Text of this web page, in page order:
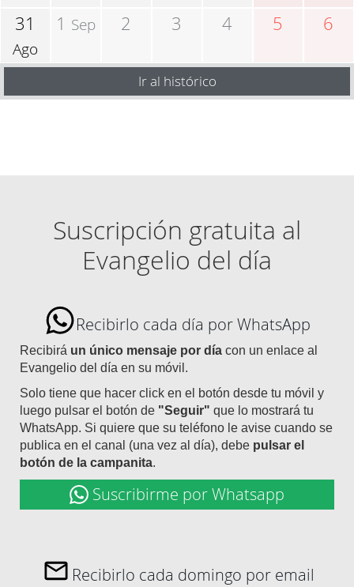
31
Ago
1 Sep 2 3 4 5 6
Ir al histórico
Suscripción gratuita al
Evangelio del día
Recibirlo cada día por WhatsApp
Recibirá un único mensaje por día con un enlace al
Evangelio del día en su móvil.
Solo tiene que hacer click en el botón desde tu móvil y
luego pulsar el botón de "Seguir" que lo mostrará tu
WhatsApp. Si quiere que su teléfono le avise cuando se
publica en el canal (una vez al día), debe pulsar el
botón de la campanita.
Suscribirme por Whatsapp
Recibirlo cada domingo por email